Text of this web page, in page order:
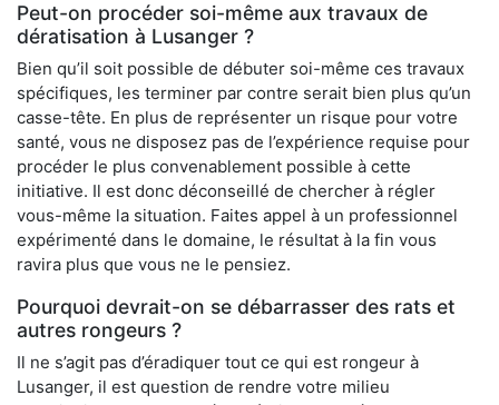
Peut-on procéder soi-même aux travaux de
dératisation à Lusanger ?
Bien qu’il soit possible de débuter soi-même ces travaux
spécifiques, les terminer par contre serait bien plus qu’un
casse-tête. En plus de représenter un risque pour votre
santé, vous ne disposez pas de l’expérience requise pour
procéder le plus convenablement possible à cette
initiative. Il est donc déconseillé de chercher à régler
vous-même la situation. Faites appel à un professionnel
expérimenté dans le domaine, le résultat à la fin vous
ravira plus que vous ne le pensiez.
Pourquoi devrait-on se débarrasser des rats et
autres rongeurs ?
Il ne s’agit pas d’éradiquer tout ce qui est rongeur à
Lusanger, il est question de rendre votre milieu